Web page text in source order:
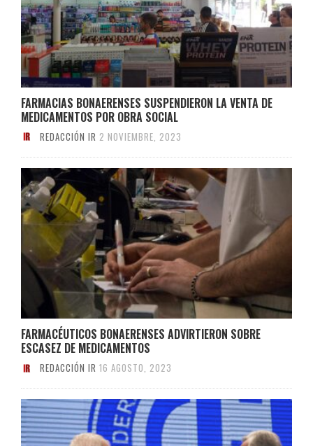
FARMACIAS BONAERENSES SUSPENDIERON LA VENTA DE
MEDICAMENTOS POR OBRA SOCIAL
REDACCIÓN IR 2 NOVIEMBRE, 2023
FARMACÉUTICOS BONAERENSES ADVIRTIERON SOBRE
ESCASEZ DE MEDICAMENTOS
REDACCIÓN IR 16 AGOSTO, 2023